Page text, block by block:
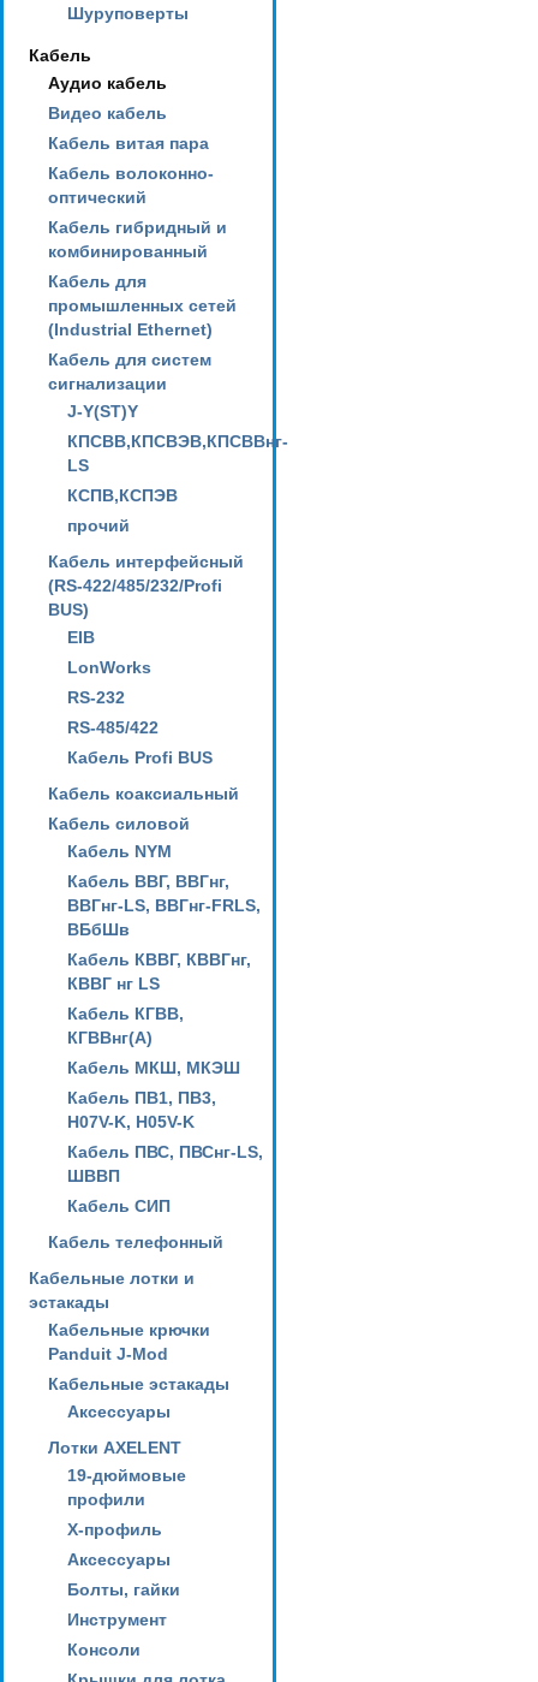
Шуруповерты
Кабель
Аудио кабель
Видео кабель
Кабель витая пара
Кабель волоконно-
оптический
Кабель гибридный и
комбинированный
Кабель для
промышленных сетей
(Industrial Ethernet)
Кабель для систем
сигнализации
J-Y(ST)Y
КПСВВ,КПСВЭВ,КПСВВнг-
LS
КСПВ,КСПЭВ
прочий
Кабель интерфейсный
(RS-422/485/232/Profi
BUS)
EIB
LonWorks
RS-232
RS-485/422
Кабель Profi BUS
Кабель коаксиальный
Кабель силовой
Кабель NYM
Кабель ВВГ, ВВГнг,
ВВГнг-LS, ВВГнг-FRLS,
ВБбШв
Кабель КВВГ, КВВГнг,
КВВГ нг LS
Кабель КГВВ,
КГВВнг(А)
Кабель МКШ, МКЭШ
Кабель ПВ1, ПВ3,
H07V-K, H05V-K
Кабель ПВС, ПВСнг-LS,
ШВВП
Кабель СИП
Кабель телефонный
Кабельные лотки и
эстакады
Кабельные крючки
Panduit J-Mod
Кабельные эстакады
Аксессуары
Лотки AXELENT
19-дюймовые
профили
X-профиль
Аксессуары
Болты, гайки
Инструмент
Консоли